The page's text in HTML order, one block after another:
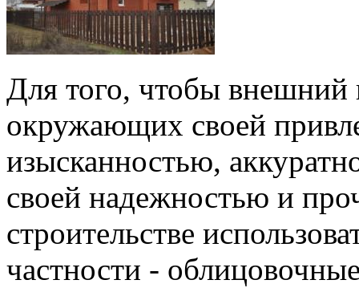
Для того, чтобы внешний
окружающих своей
изысканностью,
своей надежностью и
строительстве
частности -